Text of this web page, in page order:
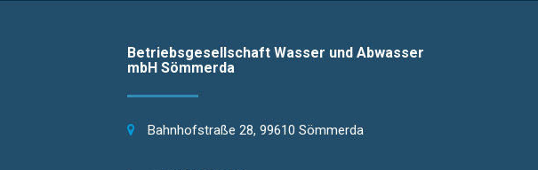
Betriebsgesellschaft Wasser und Abwasser
mbH Sömmerda
Bahnhofstraße 28, 99610 Sömmerda